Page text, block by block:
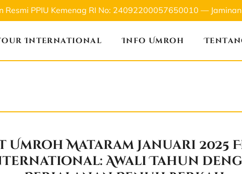
Resmi PPIU Kemenag RI No: 24092200057650010 —
International Info Umroh
Umroh Mataram Januari 2025
Awali Tahun